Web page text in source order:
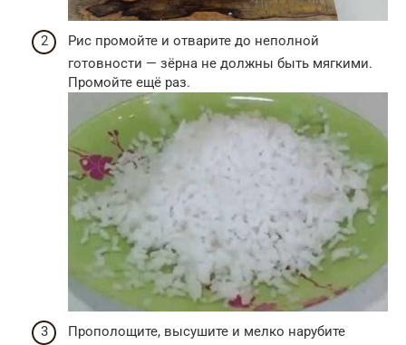
Рис промойте и отварите до неполной
готовности — зёрна не должны быть мягкими.
Промойте ещё раз.
Прополощите, высушите и мелко нарубите